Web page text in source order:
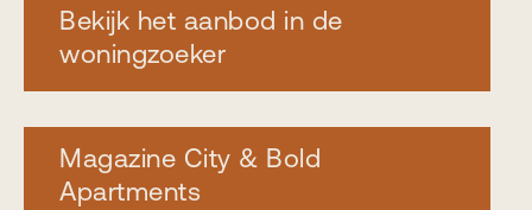
Bekijk het aanbod in de
woningzoeker
Magazine City & Bold
Apartments